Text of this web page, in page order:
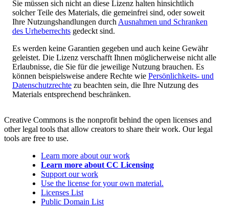
Sie müssen sich nicht an diese Lizenz halten hinsichtlich
solcher Teile des Materials, die gemeinfrei sind, oder soweit
Ihre Nutzungshandlungen durch Ausnahmen und Schranken
des Urheberrechts gedeckt sind.
Es werden keine Garantien gegeben und auch keine Gewähr
geleistet. Die Lizenz verschafft Ihnen möglicherweise nicht alle
Erlaubnisse, die Sie für die jeweilige Nutzung brauchen. Es
können beispielsweise andere Rechte wie Persönlichkeits- und
Datenschutzrechte zu beachten sein, die Ihre Nutzung des
Materials entsprechend beschränken.
Creative Commons is the nonprofit behind the open licenses and
other legal tools that allow creators to share their work. Our legal
tools are free to use.
Learn more about our work
Learn more about CC Licensing
Support our work
Use the license for your own material.
Licenses List
Public Domain List